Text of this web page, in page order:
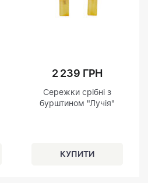
2 239 ГРН
Сережки срібні з
бурштином "Лучія"